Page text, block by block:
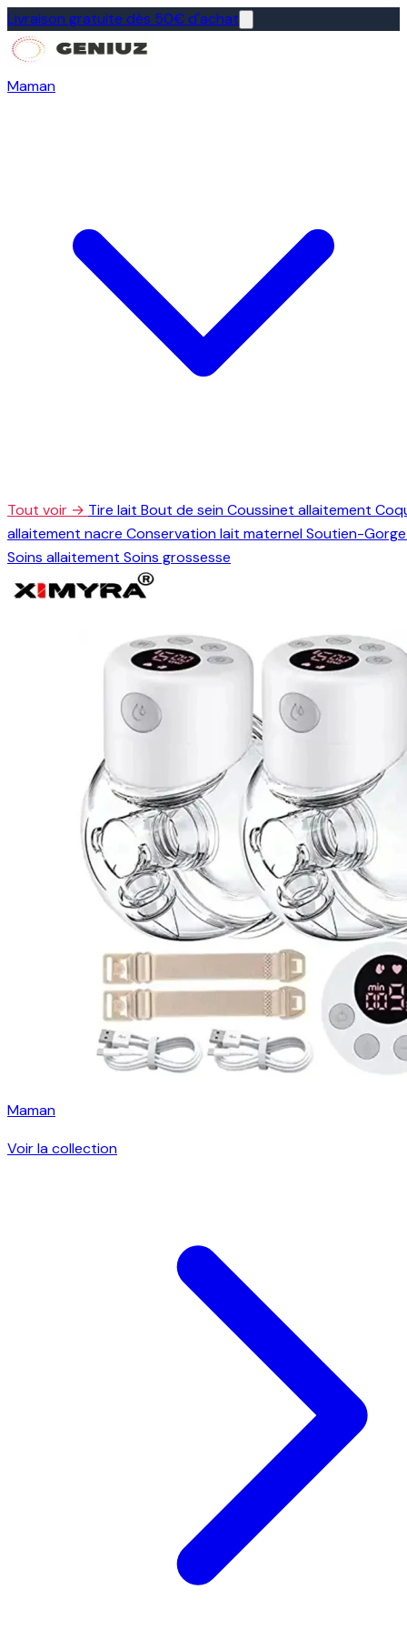
Livraison gratuite dès 50€ d'achat
Maman
Tout voir → Tire lait Bout de seinCoussinet allaitement
allaitement nacre Conservation lait maternelSoutien-
Soins allaitement Soins grossesse
Maman
Voir la collection